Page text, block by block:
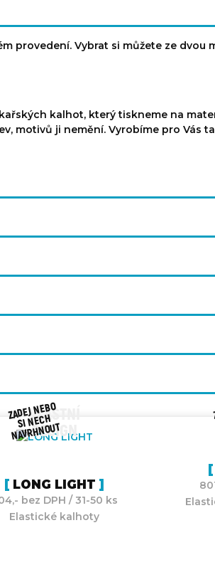
provedení. Vybrat si můžete ze dvou
kalhot, který tiskneme na
motivů ji nemění. Vyrobíme pro Vás
VLASTNÍ
DESIGN
ZADEJ NEBO
SI NECH
NAVRHNOUT
LONG LIGHT
bez DPH / 31-50 ks
Elastické kalhoty